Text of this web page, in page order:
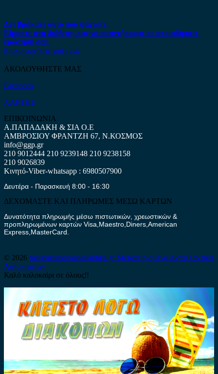
Δεν βρήκατε αυτό που ψάχνετε;
Είμαστε στη διάθεση σας να απαντήσουμε σε οποιαδήποτε
ερώτηση σας.
Επικοινωνήστε μαζί μας
ΑΚΟΛΟΥΘΗΣΤΕ ΜΑΣ
Facebook
ΧΑΡΤΗΣ
ΕΠΙΚΟΙΝΩΝΙΑ
Α.ΠΑΠΑΔΑΚΗ & ΣΙΑ Ο.Ε
ΑΜΒΡΟΣΙΟΥ ΦΡΑΝΤΖΗ 67, Ν.ΚΟΣΜΟΣ
info@ggp.gr
210 9012444 210 9239148 210 9238158
210 9026839
Κινητό-Viber-whatsapp : 6980507900
Δευτέρα - Παρασκευή 8:00 - 16:30
ΔΕΧΟΜΑΣΤΕ ΚΑΙ ΠΛΗΡΩΜΕΣ ΜΕΣΩ ΚΑΡΤΩΝ
Δυνατότητα πληρωμής μέσω πιστωτικών, χρεωστικών &
προπληρωμένων καρτών Visa,Maestro,Diners,American
Express,MasterCard.
© 2026 metaxirismenaantalaktika.grΜεταχειρισμένα Ανταλλακτικά
Αυτοκινήτων
Καλό καλοκαίρι σε όλους!!